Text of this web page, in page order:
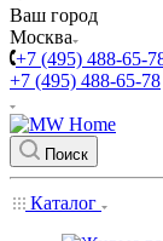
Ваш город
Москва
+7 (495) 488-65-
+7 (495) 488-65-78
Поиск
Каталог